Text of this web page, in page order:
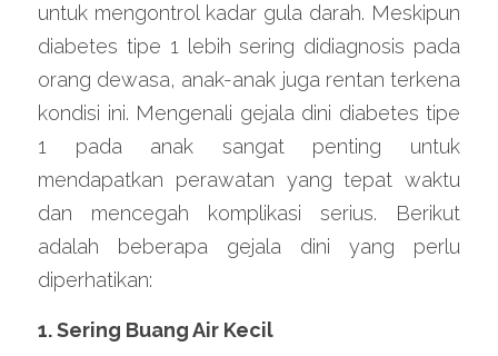
untuk mengontrol kadar gula darah. Meskipun
diabetes tipe 1 lebih sering didiagnosis pada
orang dewasa, anak-anak juga rentan terkena
kondisi ini. Mengenali gejala dini diabetes tipe
1 pada anak sangat penting untuk
mendapatkan perawatan yang tepat waktu
dan mencegah komplikasi serius. Berikut
adalah beberapa gejala dini yang perlu
diperhatikan:
1. Sering Buang Air Kecil